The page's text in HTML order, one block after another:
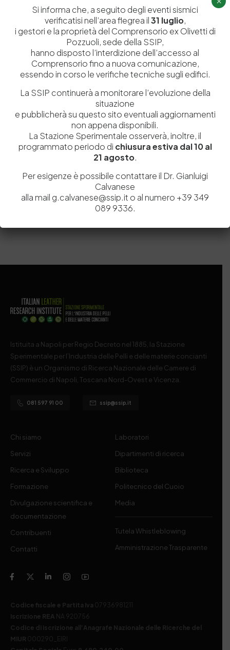
Il tuo indirizzo email non sarà pubblicato.I campi obbligatori sono
contrassegnati*
Salva il mio nome, email e sito web in questo browser per la
prossima volta che commento.
Istituita a Napoli per Regio Decreto nel 1885, la Stazione
Sperimentale per l’Industria delle Pelli e delle materie concianti
(SSIP) è un Organismo di Ricerca Nazionale delle Camere di
Commercio di Napoli, Toscana Nord-Ovest e Vicenza.
081 597 91 00 ssip@ssip.it
Chi siamo
Servizi
Ricerca e Sviluppo
Formazione
Divulgazione scientifica e
documentazione
Contribuenti
Contatti
Laboratori
Dipartimenti di ricerca
Biblioteca
Politecnico del Cuoio
Media
Tutela Whistleblowing
Amministrazione Trasparente
Codice fiscale e Partita Iva 07936981211
Iscrizione REA NA 920756
Codice di iscrizione all’Anagrafe Nazionale delle Ricerche del
MIUR 000290_EIRI
Si informa che, a seguito degli eventi sismici
verificatisi nell’area flegrea il31 luglio,
i gestori e la proprietà del Comprensorio ex Olivetti di
Pozzuoli, sede della SSIP,
hanno disposto l’interdizione dell’accesso al
Comprensorio fino a nuova comunicazione,
essendo in corso le verifiche tecniche sugli edifici.
La SSIP continuerà a monitorare l’evoluzione della
situazione
e pubblicherà su questo sito eventuali aggiornamenti
non appena disponibili.
La Stazione Sperimentale osserverà, inoltre, il
programmato periodo di chiusura estiva dal 10 al
21 agosto.
Per esigenze è possibile contattare il Dr. Gianluigi
Calvanese
alla mail g.calvanese@ssip.it o al numero +39 349
089 9336.